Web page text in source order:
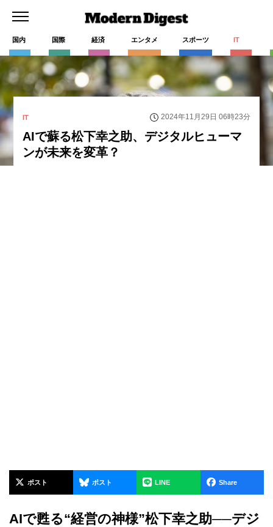
国内 国際 経済 エンタメ スポーツ IT
IT 2024年11月29日 06時23分
AIで蘇る松下幸之助、デジタルヒューマ
ンが未来を変革？
ポスト ポスト LINE Share
AIで甦る“経営の神様”松下幸之助──デジ